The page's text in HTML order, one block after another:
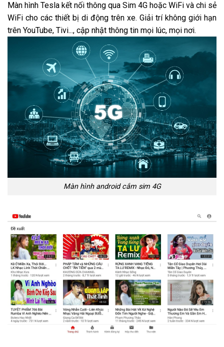
Màn hình Tesla kết nối thông qua Sim 4G hoặc WiFi và chi sẻ
WiFi cho các thiết bị di động trên xe. Giải trí không giới hạn
trên YouTube, Tivi..., cập nhật thông tin mọi lúc, mọi nơi.
Màn hình android cắm sim 4G